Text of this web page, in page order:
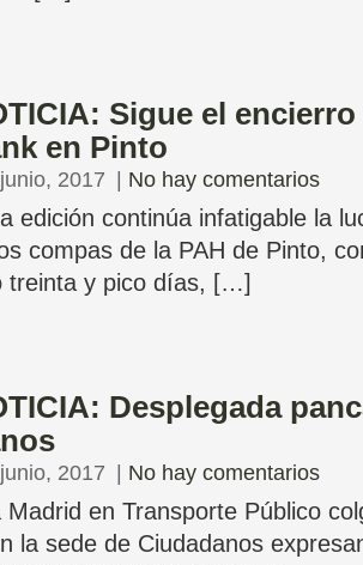
Sigue el
en Pinto
2017 No hay comentarios
edición continúa infatigable la
compas de la PAH de Pinto,
treinta y pico días, […]
Desplegada
2017 No hay comentarios
en Transporte Público
la sede de Ciudadanos